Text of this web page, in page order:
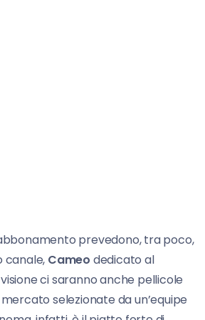
prevedono, tra poco,
canale, Cameo dedicato al
ci saranno anche pellicole
selezionate da un’equipe